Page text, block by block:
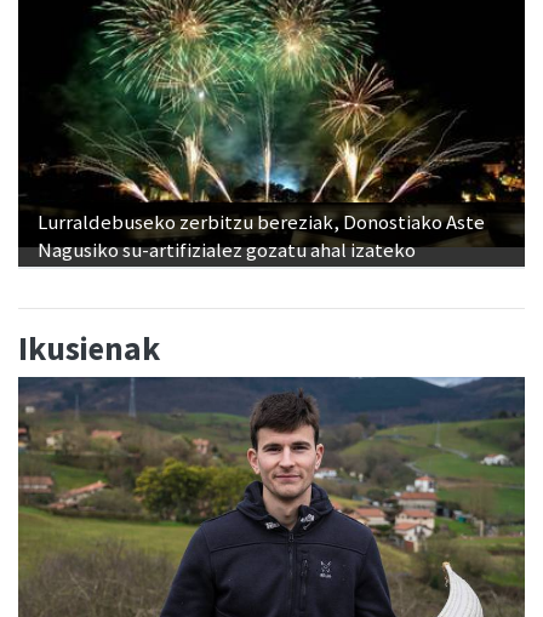
Lurraldebuseko zerbitzu bereziak, Donostiako Aste
Nagusiko su-artifizialez gozatu ahal izateko
Ikusienak